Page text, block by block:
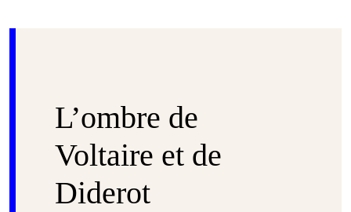
L’ombre de
Voltaire et de
Diderot